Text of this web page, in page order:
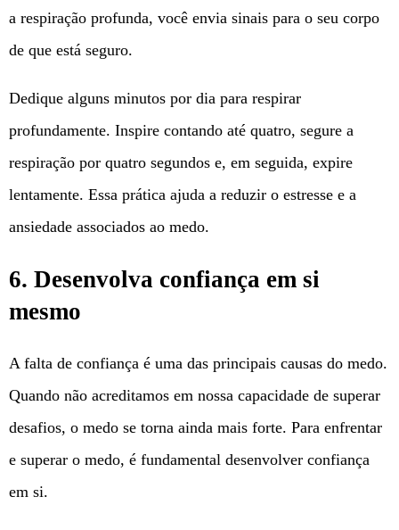
a respiração profunda, você envia sinais para o seu corpo
de que está seguro.
Dedique alguns minutos por dia para respirar
profundamente. Inspire contando até quatro, segure a
respiração por quatro segundos e, em seguida, expire
lentamente. Essa prática ajuda a reduzir o estresse e a
ansiedade associados ao medo.
6. Desenvolva confiança em si
mesmo
A falta de confiança é uma das principais causas do medo.
Quando não acreditamos em nossa capacidade de superar
desafios, o medo se torna ainda mais forte. Para enfrentar
e superar o medo, é fundamental desenvolver confiança
em si.